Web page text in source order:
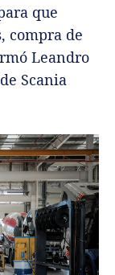
que
compra de
Leandro
Scania